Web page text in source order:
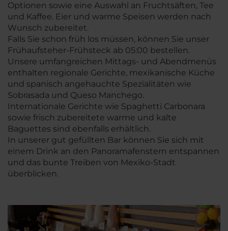
Optionen sowie eine Auswahl an Fruchtsäften, Tee
und Kaffee. Eier und warme Speisen werden nach
Wunsch zubereitet.
Falls Sie schon früh los müssen, können Sie unser
Frühaufsteher-Frühsteck ab 05:00 bestellen.
Unsere umfangreichen Mittags- und Abendmenüs
enthalten regionale Gerichte, mexikanische Küche
und spanisch angehauchte Spezialitäten wie
Sobrasada und Queso Manchego.
Internationale Gerichte wie Spaghetti Carbonara
sowie frisch zubereitete warme und kalte
Baguettes sind ebenfalls erhältlich.
In unserer gut gefüllten Bar können Sie sich mit
einem Drink an den Panoramafenstern entspannen
und das bunte Treiben von Mexiko-Stadt
überblicken.